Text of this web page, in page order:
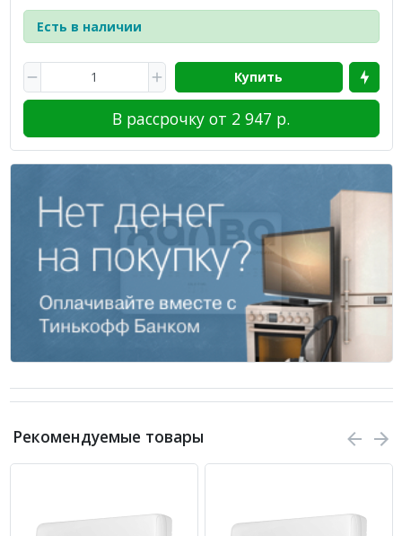
Есть в наличии
Купить
В рассрочку от 2 947 р.
Рекомендуемые товары